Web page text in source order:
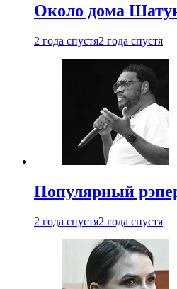
Около дома
2 года спустя2 года спустя
Популярный
2 года спустя2 года спустя